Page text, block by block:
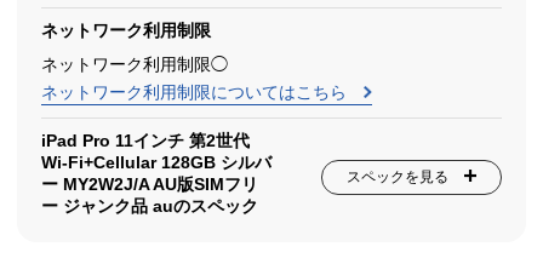
ネットワーク利用制限
ネットワーク利用制限◯
ネットワーク利用制限についてはこちら
iPad Pro 11インチ 第2世代
Wi-Fi+Cellular 128GB シルバ
ー MY2W2J/A AU版SIMフリ
ー ジャンク品 auのスペック
スペックを見る